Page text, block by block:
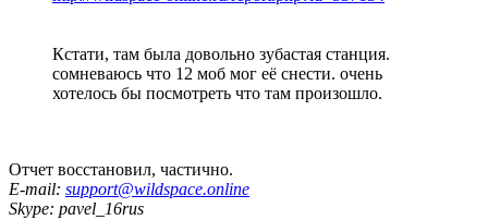
Кстати, там была довольно зубастая станция.
сомневаюсь что 12 моб мог её снести. очень
хотелось бы посмотреть что там произошло.
Отчет восстановил, частично.
E-mail: support@wildspace.online
Skype: pavel_16rus